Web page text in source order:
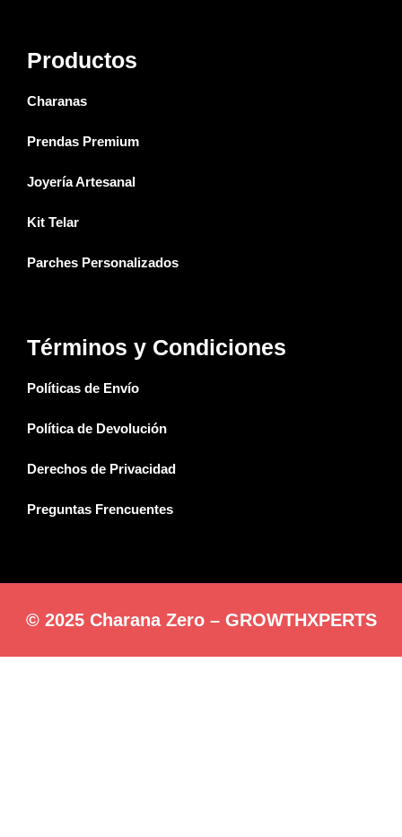
Productos
Charanas
Prendas Premium
Joyería Artesanal
Kit Telar
Parches Personalizados
Términos y Condiciones
Políticas de Envío
Política de Devolución
Derechos de Privacidad
Preguntas Frencuentes
© 2025 Charana Zero – GROWTHXPERTS